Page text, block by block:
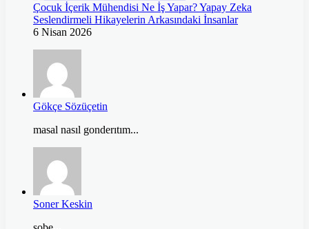
Çocuk İçerik Mühendisi Ne İş Yapar? Yapay Zeka
Seslendirmeli Hikayelerin Arkasındaki İnsanlar
6 Nisan 2026
Gökçe Sözüçetin
masal nasıl gonderıtım...
Soner Keskin